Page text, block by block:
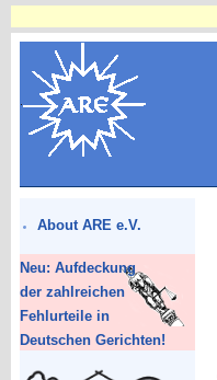
About ARE e.V.
Neu: Aufdeckung
der zahlreichen
Fehlurteile in
Deutschen Gerichten!